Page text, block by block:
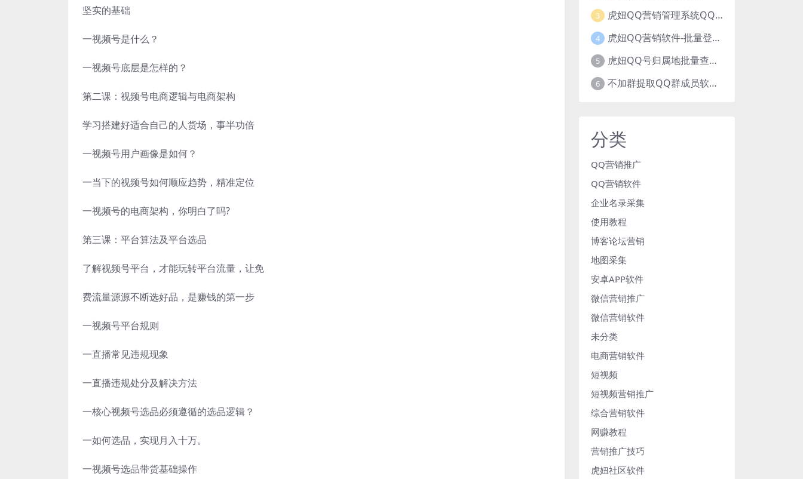
坚实的基础
一视频号是什么？
一视频号底层是怎样的？
第二课：视频号电商逻辑与电商架构
学习搭建好适合自己的人货场，事半功倍
一视频号用户画像是如何？
一当下的视频号如何顺应趋势，精准定位
一视频号的电商架构，你明白了吗?
第三课：平台算法及平台选品
了解视频号平台，才能玩转平台流量，让免
费流量源源不断选好品，是赚钱的第一步
一视频号平台规则
一直播常见违规现象
一直播违规处分及解决方法
一核心视频号选品必须遵循的选品逻辑？
一如何选品，实现月入十万。
一视频号选品带货基础操作
3 虎妞QQ营销管理系统QQ好友群发营销软件
4 虎妞QQ营销软件-批量登录QQ挂机-添加好友-自动加群-群发消息-临时会话
5 虎妞QQ号归属地批量查询指定QQ绑定的手机号软件
6 不加群提取QQ群成员软件QQ群成员提取qq号邮箱软件
分类
QQ营销推广
QQ营销软件
企业名录采集
使用教程
博客论坛营销
地图采集
安卓APP软件
微信营销推广
微信营销软件
未分类
电商营销软件
短视频
短视频营销推广
综合营销软件
网赚教程
营销推广技巧
虎妞社区软件